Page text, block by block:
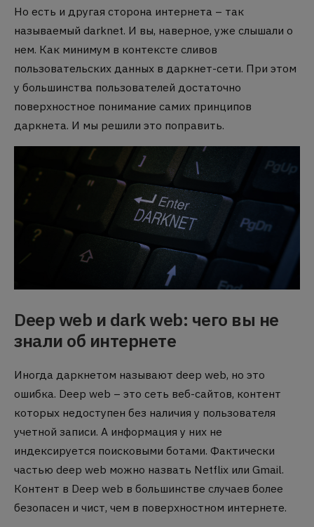
Но есть и другая сторона интернета – так
называемый darknet. И вы, наверное, уже слышали о
нем. Как минимум в контексте сливов
пользовательских данных в даркнет-сети. При этом
у большинства пользователей достаточно
поверхностное понимание самих принципов
даркнета. И мы решили это поправить.
Deep web и dark web: чего вы не
знали об интернете
Иногда даркнетом называют deep web, но это
ошибка. Deep web – это сеть веб-сайтов, контент
которых недоступен без наличия у пользователя
учетной записи. А информация у них не
индексируется поисковыми ботами. Фактически
частью deep web можно назвать Netflix или Gmail.
Контент в Deep web в большинстве случаев более
безопасен и чист, чем в поверхностном интернете.